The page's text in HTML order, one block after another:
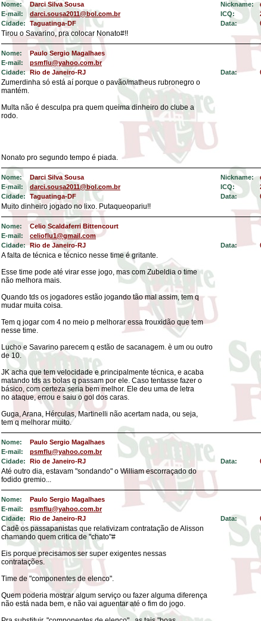
Nome: Darci Silva Sousa Nickname:
E-mail:
darci.sousa2011@bol.com.br ICQ:
Cidade:
Taguatinga-DF Data:
Tirou o Savarino, pra colocar Nonato#!!
Nome:
Paulo Sergio Magalhaes
E-mail:
psmflu@yahoo.com.br
Cidade: Rio de Janeiro-RJ Data:
Zumerdinha só está aí porque o pavão/matheus rubronegro o
mantém.
Multa não é desculpa pra quem queima dinheiro do clube a
rodo.
Nonato pro segundo tempo é piada.
Nome: Darci Silva Sousa Nickname:
E-mail:
darci.sousa2011@bol.com.br ICQ:
Cidade:
Taguatinga-DF Data:
Muito dinheiro jogado no lixo. Putaqueopariu!!
Nome:
Celio Scaldaferri Bittencourt
E-mail:
celioflu1@gmail.com
Cidade: Rio de Janeiro-RJ Data:
A falta de técnica e técnico nesse time é gritante.
Esse time pode até virar esse jogo, mas com Zubeldia o time
não melhora mais.
Quando tds os jogadores estão jogando tão mal assim, tem q
mudar muita coisa.
Tem q jogar com 4 no meio p melhorar essa frouxidão que tem
nesse time.
Lucho e Savarino parecem q estão de sacanagem. è um ou outro
de 10.
JK acha que tem velocidade e principalmente técnica, e acaba
matando tds as bolas q passam por ele. Caso tentasse fazer o
básico, com certeza seria bem melhor. Ele deu uma de letra
no ataque, errou e saiu o gol dos caras.
Guga, Arana, Hérculas, Martinelli não acertam nada, ou seja,
tem q melhorar muito.
Nome:
Paulo Sergio Magalhaes
E-mail:
psmflu@yahoo.com.br
Cidade:
Rio de Janeiro-RJ Data:
Até outro dia, estavam "sondando" o William escorraçado do
fodido gremio...
Nome:
Paulo Sergio Magalhaes
E-mail:
psmflu@yahoo.com.br
Cidade:
Rio de Janeiro-RJ Data:
Cadê os passapanistas que relativizam contratação de Alisson
chamando quem critica de "chato"#
Eis porque precisamos ser super exigentes nessas
contratações.
Time de "componentes de elenco".
Quem poderia mostrar algum serviço ou fazer alguma diferença
não está nada bem, e não vai aguentar até o fim do jogo.